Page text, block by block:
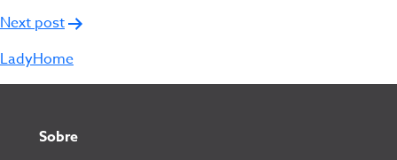
Next post
LadyHome
Sobre